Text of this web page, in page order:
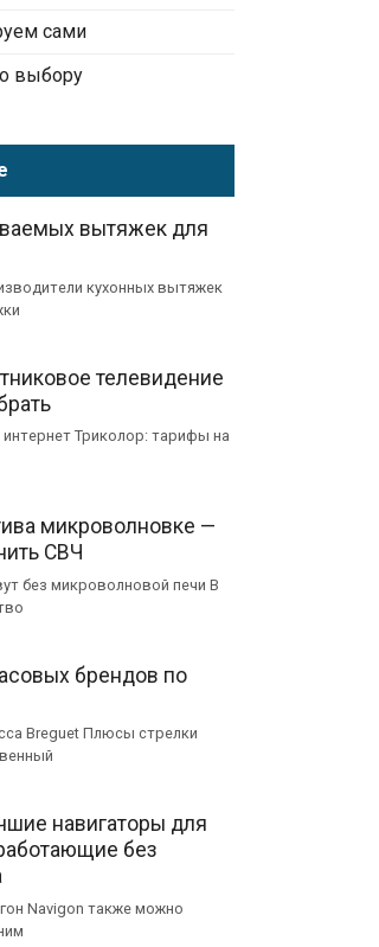
сами
выбору
вытяжек для
кухонных вытяжек
телевидение
Триколор: тарифы на
микроволновке —
СВЧ
без микроволновой печи В
брендов по
Breguet Плюсы стрелки
навигаторы для
без
Navigon также можно